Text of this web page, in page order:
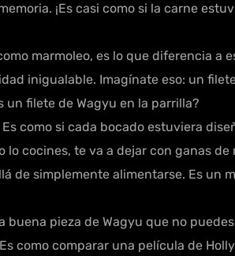
¡Es casi como si la carne
marmoleo, es lo que diferencia a
inigualable. Imagínate eso: un
filete de Wagyu en la parrilla?
como si cada bocado estuviera
cocines, te va a dejar con ganas de
de simplemente alimentarse. Es un
pieza de Wagyu que no
como comparar una película de